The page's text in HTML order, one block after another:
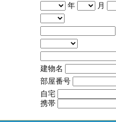
年
月
建物名
部屋番号
自宅
携帯